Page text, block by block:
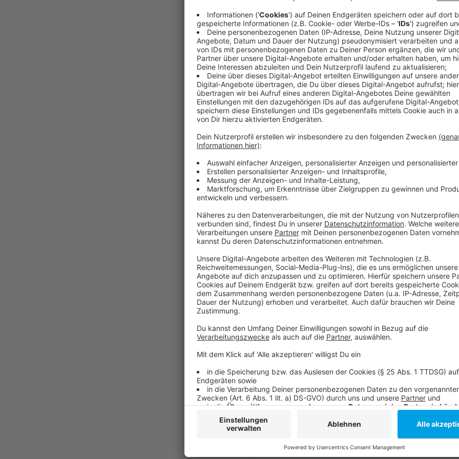
Jan haben wir am Mittwoch kurz vor dem Spiel
getroffen. Er hat garkeinen konkreten EM-
bei uns in Deutschland stattfindet.
Anzeige
über seinen EM-Moment
Anzeige
Für das Deutschlandspiel am Mittwoch gegen
sogaraus 200 Kilometern Entfernung zu uns
Viewing zu verfolgen. Vor dem Spiel war er zwar
Deutschland das Halbfinale, wenn nicht sogar das
Anzeige
Weitere Infos und Links zum Thema
Aktuelle EM-Nachrichten
Das war unser EM-Moment am Donnerstag